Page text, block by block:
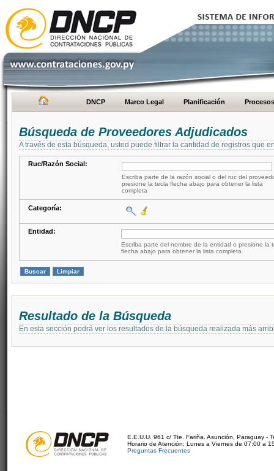
DNCP Marco Legal Planificación Procesos
Búsqueda de Proveedores Adjudicados
A través de esta búsqueda, usted puede filtrar la cantidad de registros que
Ruc/Razón Social:
Escriba parte de la razón social o del ruc del
presione la tecla flecha abajo para obtener la lista
completa
Categoría:
Entidad:
Escriba parte del nombre de la entidad o presione la
flecha abajo para obtener la lista completa
Resultado de la Búsqueda
En esta sección podrá ver los resultados de la búsqueda realizada más
E.E.U.U. 961 c/ Tte. Fariña. Asunción, Paraguay -
Horario de Atención: Lunes a Viernes de 07:00 a
Preguntas Frecuentes